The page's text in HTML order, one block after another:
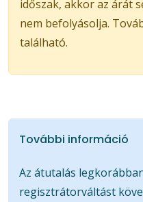
időszak, akkor az árát
nem befolyásolja.
található.
További információ
Az átutalás
regisztrátorváltást